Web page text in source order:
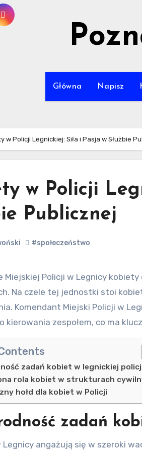
Główna Napisz
w Policji Legnickiej: Siła i Pasja w Służbie
w Policji
Publicznej
#społeczeństwo
Na czele tej jednostki stoi
Komendant Miejski Policji w
kierowania zespołem, co ma
zadań kobiet w legnickiej
rola kobiet w strukturach
hołd dla kobiet w Policji
zadań
angażują się w szeroki